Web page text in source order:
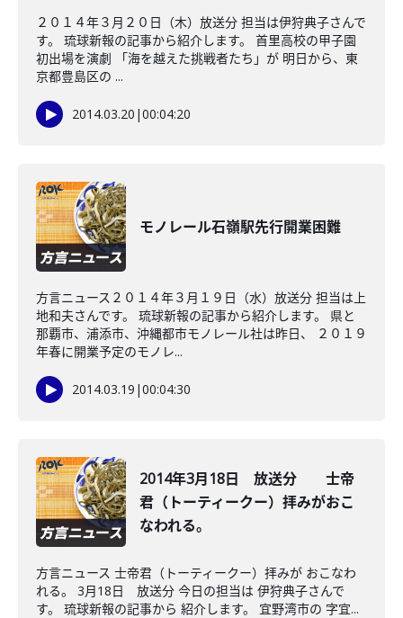
２０１４年３月２０日（木）放送分 担当は伊狩典子さんで
す。 琉球新報の記事から紹介します。 首里高校の甲子園
初出場を演劇 「海を越えた挑戦者たち」が 明日から、東
京都豊島区の ...
2014.03.20 |00:04:20
モノレール石嶺駅先行開業困難
方言ニュース２０１４年３月１９日（水）放送分 担当は上
地和夫さんです。 琉球新報の記事から紹介します。 県と
那覇市、浦添市、沖縄都市モノレール社は昨日、 ２０１９
年春に開業予定のモノレ...
2014.03.19 |00:04:30
2014年3月18日 放送分 士帝
君（トーティークー）拝みがおこ
なわれる。
方言ニュース 士帝君（トーティークー）拝みが おこなわ
れる。 3月18日 放送分 今日の担当は 伊狩典子さんで
す。 琉球新報の記事から 紹介します。 宜野湾市の 字宜...